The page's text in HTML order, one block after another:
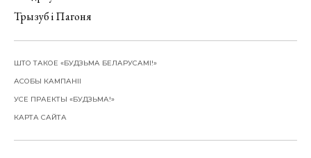
Трызуб і Пагоня
ШТО ТАКОЕ «БУДЗЬМА БЕЛАРУСАМІ!»
АСОБЫ КАМПАНІІ
УСЕ ПРАЕКТЫ «БУДЗЬМА!»
КАРТА САЙТА